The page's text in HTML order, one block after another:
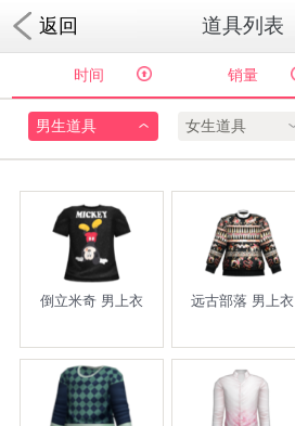
返回 道具列表
时间 销量
男生道具 女生道具
倒立米奇 男上衣 远古部落 男上衣